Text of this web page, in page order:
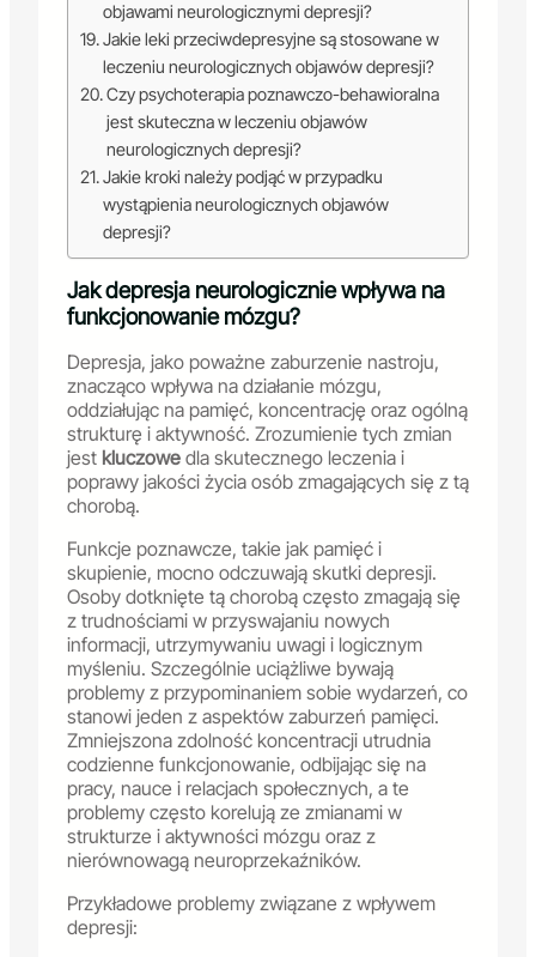
objawami neurologicznymi depresji?
Jakie leki przeciwdepresyjne są stosowane w
leczeniu neurologicznych objawów depresji?
Czy psychoterapia poznawczo-behawioralna
jest skuteczna w leczeniu objawów
neurologicznych depresji?
Jakie kroki należy podjąć w przypadku
wystąpienia neurologicznych objawów
depresji?
Jak depresja neurologicznie wpływa na
funkcjonowanie mózgu?
Depresja, jako poważne zaburzenie nastroju,
znacząco wpływa na działanie mózgu,
oddziałując na pamięć, koncentrację oraz ogólną
strukturę i aktywność. Zrozumienie tych zmian
jest kluczowe dla skutecznego leczenia i
poprawy jakości życia osób zmagających się z tą
chorobą.
Funkcje poznawcze, takie jak pamięć i
skupienie, mocno odczuwają skutki depresji.
Osoby dotknięte tą chorobą często zmagają się
z trudnościami w przyswajaniu nowych
informacji, utrzymywaniu uwagi i logicznym
myśleniu. Szczególnie uciążliwe bywają
problemy z przypominaniem sobie wydarzeń, co
stanowi jeden z aspektów zaburzeń pamięci.
Zmniejszona zdolność koncentracji utrudnia
codzienne funkcjonowanie, odbijając się na
pracy, nauce i relacjach społecznych, a te
problemy często korelują ze zmianami w
strukturze i aktywności mózgu oraz z
nierównowagą neuroprzekaźników.
Przykładowe problemy związane z wpływem
depresji: